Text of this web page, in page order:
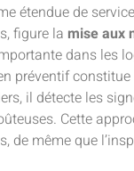
étendue de
figure la mise aux
dans les
préventif
il détecte les
Cette
de même que